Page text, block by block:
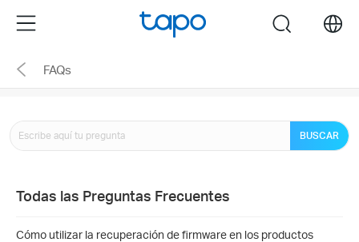
the
navigation
Menu search
FAQs
BUSCAR
Todas las Preguntas Frecuentes
Cómo utilizar la recuperación de firmware en los productos